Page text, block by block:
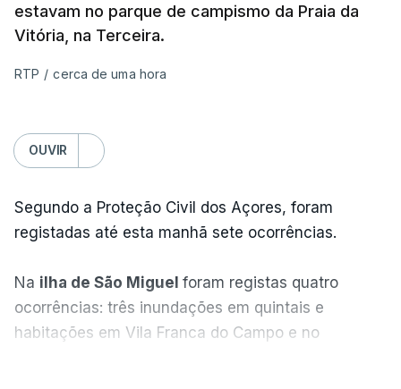
estavam no parque de campismo da Praia da
Vitória, na Terceira.
RTP / cerca de uma hora
OUVIR
Segundo a Proteção Civil dos Açores, foram
registadas até esta manhã sete ocorrências.
Na ilha de São Miguel foram registas quatro
ocorrências: três inundações em quintais e
habitações em Vila Franca do Campo e no